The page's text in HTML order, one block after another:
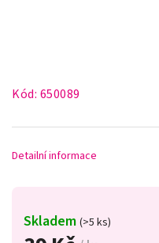
Kód: 650089
Skladem (>5 ks)
Detailní informace